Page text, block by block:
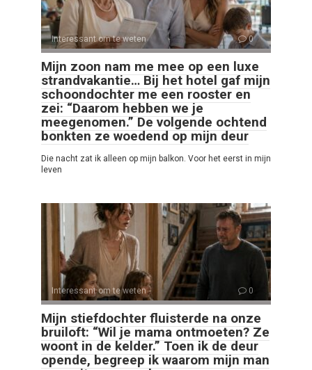
Interessant om te weten 0
Mijn zoon nam me mee op een luxe
strandvakantie… Bij het hotel gaf mijn
schoondochter me een rooster en
zei: “Daarom hebben we je
meegenomen.” De volgende ochtend
bonkten ze woedend op mijn deur
Die nacht zat ik alleen op mijn balkon. Voor het eerst in mijn
leven
Interessant om te weten 0
Mijn stiefdochter fluisterde na onze
bruiloft: “Wil je mama ontmoeten? Ze
woont in de kelder.” Toen ik de deur
opende, begreep ik waarom mijn man